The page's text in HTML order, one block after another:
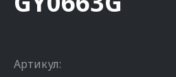
Артикул: